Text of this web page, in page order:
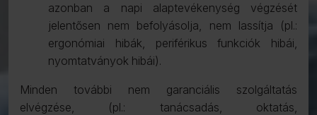
azonban a napi alaptevékenység végzését
jelentősen nem befolyásolja, nem lassítja (pl.:
ergonómiai hibák, periférikus funkciók hibái,
nyomtatványok hibái).
Minden további nem garanciális szolgáltatás
elvégzése, (pl.: tanácsadás, oktatás,